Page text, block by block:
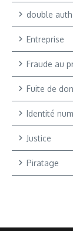
double
Entreprise
Fraude au
Fuite de
Identité
Justice
Piratage